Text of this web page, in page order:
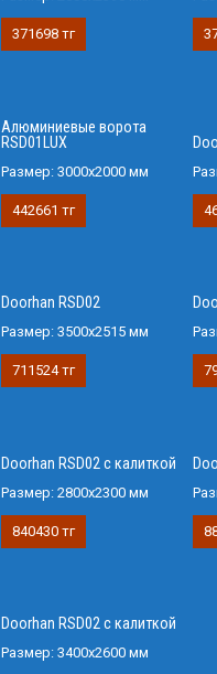
371698 тг
Алюминиевые ворота
RSD01LUX
Размер: 3000х2000 мм
442661 тг
Doorhan RSD02
Размер: 3500х2515 мм
711524 тг
Doorhan RSD02 с калиткой
Размер: 2800х2300 мм
840430 тг
Doorhan RSD02 с калиткой
Размер: 3400х2600 мм